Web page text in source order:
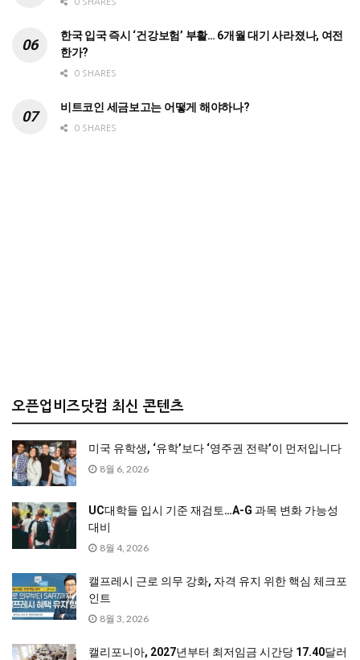
0 SHARES
한국 입국 즉시 ‘건강보험’ 부활… 6개월 대기 사라졌나, 여전
한가?
0 SHARES
비트코인 세금보고는 어떻게 해야하나?
0 SHARES
오픈업비즈닷컴 최신 콘텐츠
미국 유학생, ‘유학’보다 ‘영주권 전략’이 먼저입니다
8월 6, 2026
UC대학들 입시 기준 재검토…A-G 과목 변화 가능성
대비
8월 4, 2026
캘프레시 근로 의무 강화, 자격 유지 위한 핵심 체크포
인트
8월 3, 2026
캘리포니아, 2027년부터 최저임금 시간당 17.40달러